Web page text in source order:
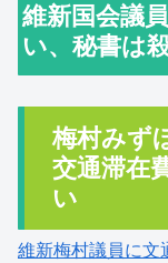
維新国会議
い、秘書は
梅村みず
交通滞在
い
維新梅村議員に文